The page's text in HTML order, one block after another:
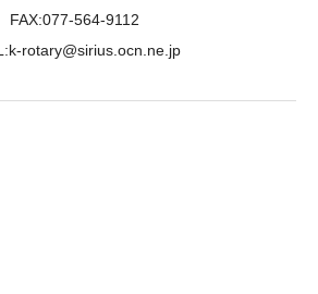
FAX:077-564-9112
rotary@sirius.ocn.ne.jp